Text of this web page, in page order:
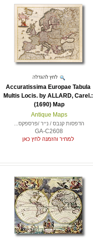
Accuratissima Europae Tabula
Multis Locis. by ALLARD, Carel.:
(1690) Map
Antique Maps
הדפסות קנבס / נייר /פרספקס...
GA-C2608
למחיר והזמנה לחץ כאן